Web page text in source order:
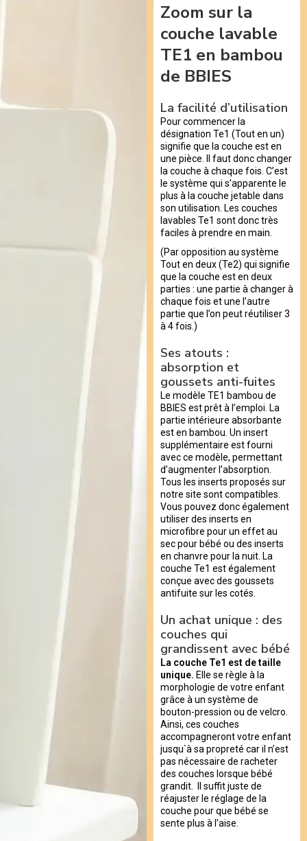
Zoom sur la
couche lavable
TE1 en bambou
de BBIES
La facilité d’utilisation
Pour commencer la
désignation Te1 (Tout en un)
signifie que la couche est en
une pièce. Il faut donc changer
la couche à chaque fois. C’est
le système qui s’apparente le
plus à la couche jetable dans
son utilisation. Les couches
lavables Te1 sont donc très
faciles à prendre en main.
(Par opposition au système
Tout en deux (Te2) qui signifie
que la couche est en deux
parties : une partie à changer à
chaque fois et une l’autre
partie que l’on peut réutiliser 3
à 4 fois.)
Ses atouts :
absorption et
goussets anti-fuites
Le modèle TE1 bambou de
BBIES est prêt à l’emploi. La
partie intérieure absorbante
est en bambou. Un insert
supplémentaire est fourni
avec ce modèle, permettant
d’augmenter l’absorption.
Tous les inserts proposés sur
notre site sont compatibles.
Vous pouvez donc également
utiliser des inserts en
microfibre pour un effet au
sec pour bébé ou des inserts
en chanvre pour la nuit. La
couche Te1 est également
conçue avec des goussets
antifuite sur les cotés.
Un achat unique : des
couches qui
grandissent avec bébé
La couche Te1 est de taille
unique. Elle se règle à la
morphologie de votre enfant
grâce à un système de
bouton-pression ou de velcro.
Ainsi, ces couches
accompagneront votre enfant
jusqu`à sa propreté car il n’est
pas nécessaire de racheter
des couches lorsque bébé
grandit. Il suffit juste de
réajuster le réglage de la
couche pour que bébé se
sente plus à l’aise.